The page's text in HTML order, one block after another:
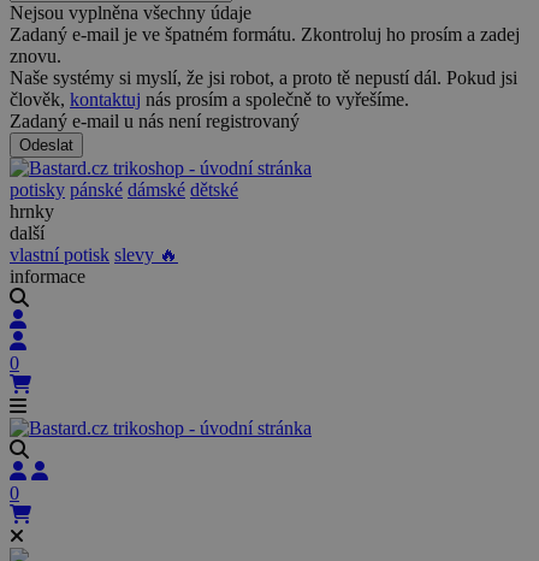
Nejsou vyplněna všechny údaje
Zadaný e-mail je ve špatném formátu. Zkontroluj ho prosím a zadej
znovu.
Naše systémy si myslí, že jsi robot, a proto tě nepustí dál. Pokud jsi
člověk, kontaktuj nás prosím a společně to vyřešíme.
Zadaný e-mail u nás není registrovaný
Odeslat
potisky pánské dámské dětské
hrnky
další
vlastní potisk slevy 🔥
informace
0
0